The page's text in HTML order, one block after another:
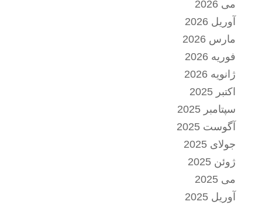
می 2026
آوریل 2026
مارس 2026
فوریه 2026
ژانویه 2026
اکتبر 2025
سپتامبر 2025
آگوست 2025
جولای 2025
ژوئن 2025
می 2025
آوریل 2025